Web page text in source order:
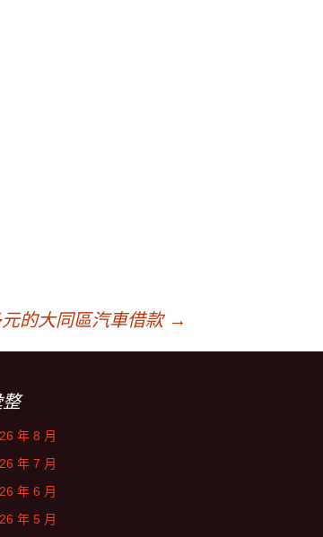
的大同區汽車借款 →
年 8 月
年 7 月
年 6 月
年 5 月